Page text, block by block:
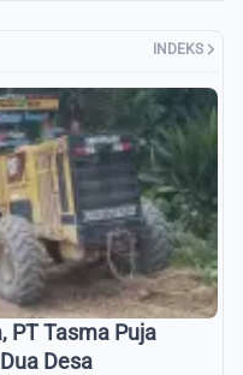
INDEKS
PT Tasma Puja
Desa